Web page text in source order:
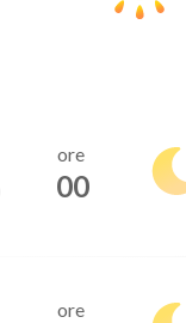
ore
00
ore